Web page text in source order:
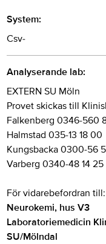
System:
Csv-
Analyserande lab:
EXTERN SU Möln
Provet skickas till
Falkenberg 0346-560
Halmstad 035-13 18 00
Kungsbacka 0300-56
Varberg 0340-48 14 25
För vidarebefordran till:
Neurokemi, hus V3
Laboratoriemedicin
SU/Mölndal